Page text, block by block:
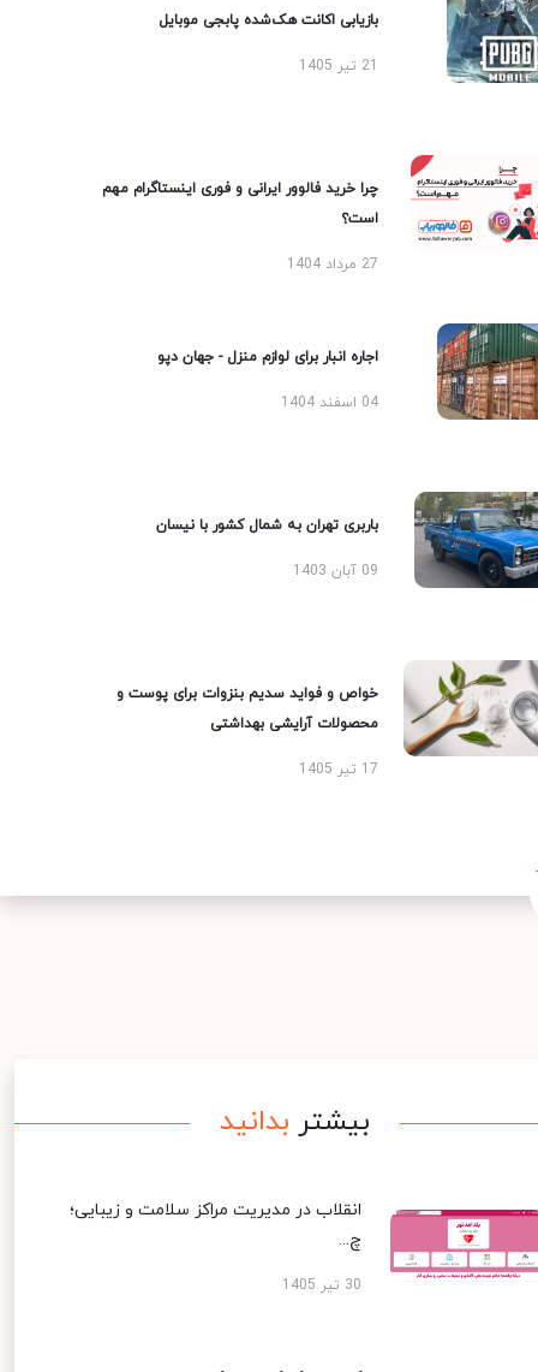
بازیابی اکانت هک‌شده پابجی موبایل
چرا خرید فالوور ایرانی و فوری اینستاگرام مهم
است؟
27 مرداد 1404
اجاره انبار برای لوازم منزل - جهان دپو
04 اسفند 1404
باربری تهران به شمال کشور با نیسان
09 آبان 1403
خواص و فواید سدیم بنزوات برای پوست و
محصولات آرایشی بهداشتی
17 تیر 1405
بیشتر بدانید
انقلاب در مدیریت مراکز سلامت و زیبایی؛
چ...
30 تیر 1405